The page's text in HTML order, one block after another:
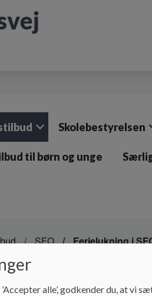
Skolebestyrelsen
til børn og unge
SFO Ferielukning i
i
alle’, godkender du, at vi